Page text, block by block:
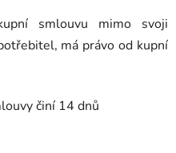
smlouvu mimo svoji
má právo od kupní
činí 14 dnů